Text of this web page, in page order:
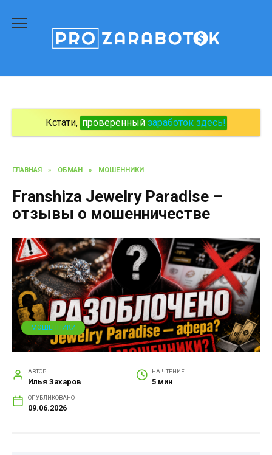
содержанию
Кстати, проверенный заработок здесь!
ГЛАВНАЯ » ОБМАН » МОШЕННИКИ
Franshiza Jewelry Paradise –
отзывы о мошенничестве
МОШЕННИКИ
АВТОР
Илья Захаров
НА ЧТЕНИЕ
5 мин
ОПУБЛИКОВАНО
09.06.2026